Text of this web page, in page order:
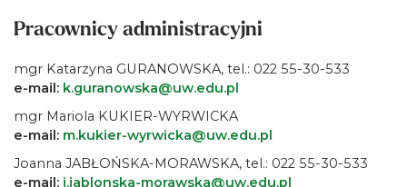
Pracownicy administracyjni
mgr Katarzyna GURANOWSKA, tel.: 022 55-30-533
e-mail: k.guranowska@uw.edu.pl
mgr Mariola KUKIER-WYRWICKA
e-mail: m.kukier-wyrwicka@uw.edu.pl
Joanna JABŁOŃSKA-MORAWSKA, tel.: 022 55-30-533
e-mail: j.jablonska-morawska@uw.edu.pl